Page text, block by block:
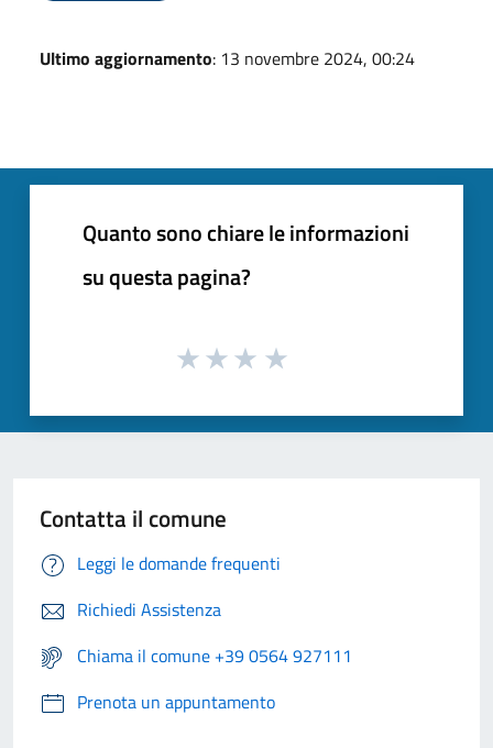
Ultimo aggiornamento: 13 novembre 2024, 00:24
Quanto sono chiare le informazioni
su questa pagina?
Contatta il comune
Leggi le domande frequenti
Richiedi Assistenza
Chiama il comune +39 0564 927111
Prenota un appuntamento